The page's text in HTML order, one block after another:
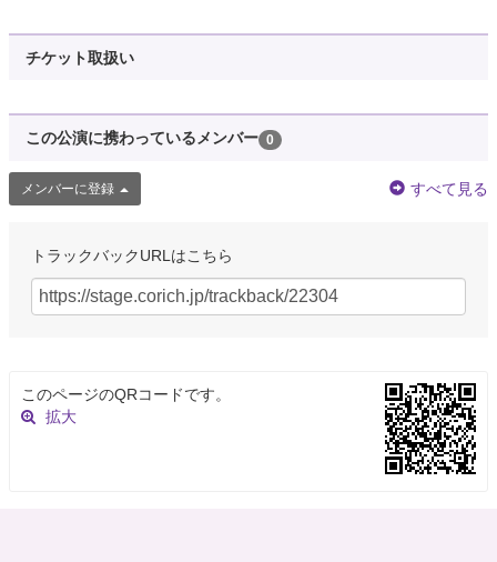
チケット取扱い
この公演に携わっているメンバー 0
メンバーに登録 すべて見る
トラックバックURLはこちら
このページのQRコードです。
拡大